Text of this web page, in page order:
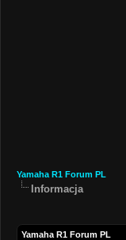
Yamaha R1 Forum PL
Informacja
Yamaha R1 Forum PL